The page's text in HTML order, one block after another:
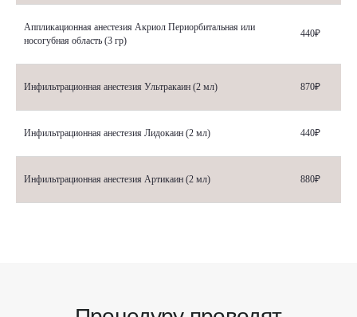
Аппликационная анестезия Акриол Периорбитальная или
носогубная область (3 гр)
440₽
Инфильтрационная анестезия Ультракаин (2 мл) 870₽
Инфильтрационная анестезия Лидокаин (2 мл) 440₽
Инфильтрационная анестезия Артикаин (2 мл) 880₽